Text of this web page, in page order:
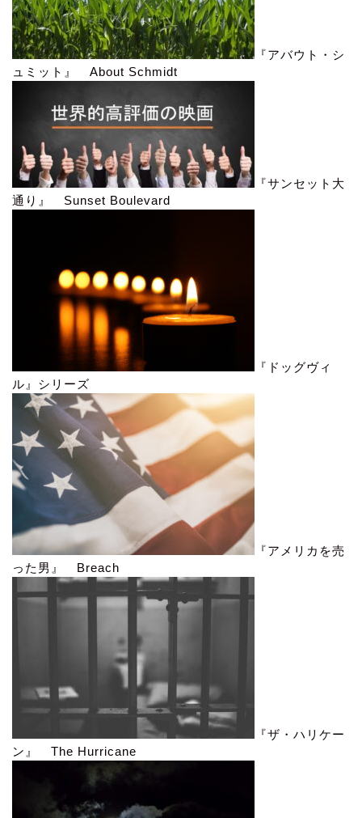
『アバウト・シ
ュミット』 About Schmidt
『サンセット大
通り』 Sunset Boulevard
『ドッグヴィ
ル』シリーズ
『アメリカを売
った男』 Breach
『ザ・ハリケー
ン』 The Hurricane